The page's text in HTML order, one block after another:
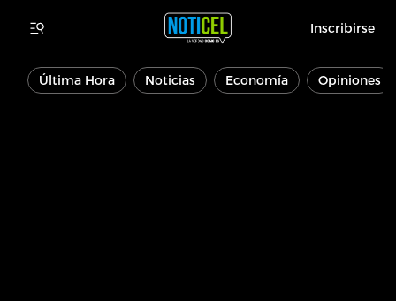
Inscribirse
Última Hora Noticias Economía Opiniones